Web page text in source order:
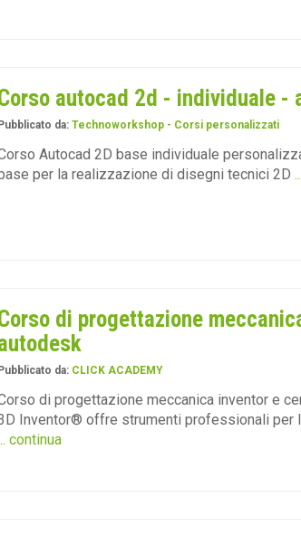
autocad 2d - individuale -
Pubblicato da: Technoworkshop - Corsi personalizzati
Autocad 2D base individuale
per la realizzazione di disegni tecnici 2D
di progettazione
Pubblicato da: CLICK ACADEMY
di progettazione meccanica inventor e
Inventor® offre strumenti professionali per
continua